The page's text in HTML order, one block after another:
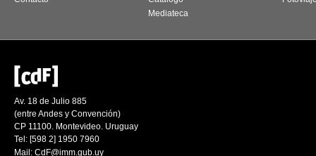
Mediateca
Av. 18 de Julio 885
(entre Andes y Convención)
CP 11100. Montevideo. Uruguay
Tel: [598 2] 1950 7960
Mail: CdF@imm.gub.uy